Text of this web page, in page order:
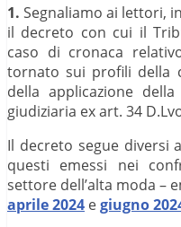
1. Segnaliamo ai lettori,
il decreto con cui il
caso di cronaca
tornato sui profili della
della applicazione
giudiziaria ex art. 34
Il decreto segue diversi
questi emessi nei
settore dell’alta moda –
aprile 2024 egiugno